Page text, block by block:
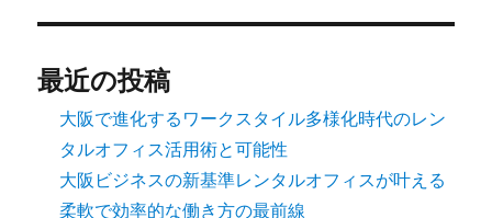
最近の投稿
大阪で進化するワークスタイル多様化時代のレン
タルオフィス活用術と可能性
大阪ビジネスの新基準レンタルオフィスが叶える
柔軟で効率的な働き方の最前線